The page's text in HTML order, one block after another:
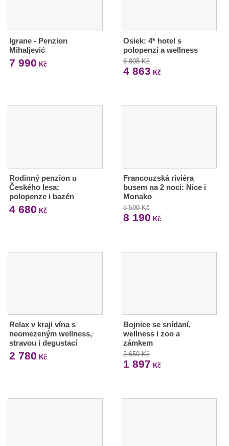
Igrane - Penzion
Mihaljević
7 990 Kč
Osiek: 4* hotel s
polopenzí a wellness
6 808 Kč
4 863 Kč
Rodinný penzion u
Českého lesa:
polopenze i bazén
4 680 Kč
Francouzská riviéra
busem na 2 noci: Nice i
Monako
8 590 Kč
8 190 Kč
Relax v kraji vína s
neomezeným wellness,
stravou i degustací
2 780 Kč
Bojnice se snídaní,
wellness i zoo a
zámkem
2 650 Kč
1 897 Kč